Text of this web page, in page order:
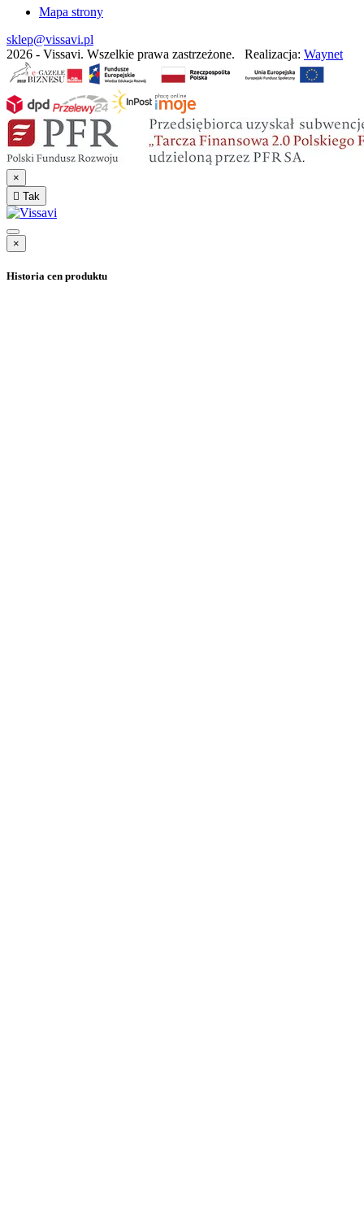
Mapa strony
sklep@vissavi.pl
2026 - Vissavi. Wszelkie prawa zastrzeżone.
Realizacja: Waynet
×
 Tak
×
Historia cen produktu